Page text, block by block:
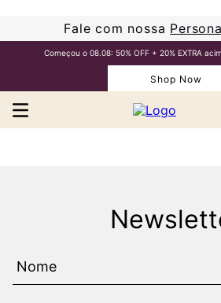
Fale com nossa
Começou o 08.08: 50% OFF + 20% EXTRA
Shop Now